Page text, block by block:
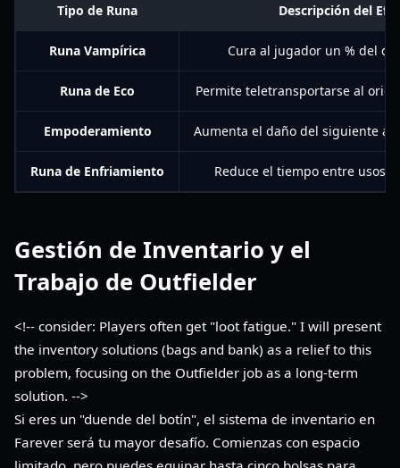
Tipo de Runa Descripción del
Runa Vampírica Cura al jugador un % del
Runa de Eco Permite teletransportarse al
Empoderamiento Aumenta el daño del siguiente
Runa de Enfriamiento Reduce el tiempo entre usos
Gestión de Inventario y el
Trabajo de Outfielder
<!-- consider: Players often get "loot fatigue." I will present
the inventory solutions (bags and bank) as a relief to this
problem, focusing on the Outfielder job as a long-term
solution. -->
Si eres un "duende del botín", el sistema de inventario en
Farever será tu mayor desafío. Comienzas con espacio